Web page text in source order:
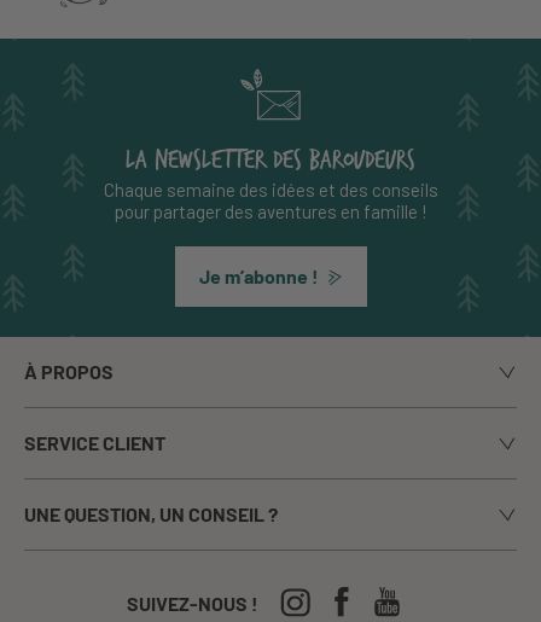
LA NEWSLETTER DES BAROUDEURS
Chaque semaine des idées et des conseils
pour partager des aventures en famille !
Je m’abonne !
À PROPOS
Notre histoire
Le blog
Nos marques
La presse en parle
Nos Festivals
SERVICE CLIENT
Livraison
Paiement sécurisé
Echanges / Retours
UNE QUESTION, UN CONSEIL ?
Appelez-nous du lundi au vendredi de 9h00 à 17h00
04-50-63-93-44
SUIVEZ-NOUS !